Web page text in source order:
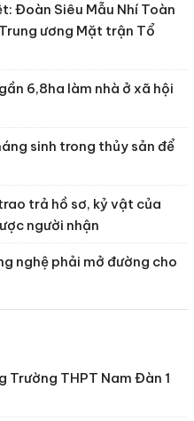
Đoàn Siêu Mẫu Nhí Toàn
ương Mặt trận Tổ
6,8ha làm nhà ở xã hội
sinh trong thủy sản để
trả hồ sơ, kỷ vật của
người nhận
nghệ phải mở đường cho
Trường THPT Nam Đàn 1